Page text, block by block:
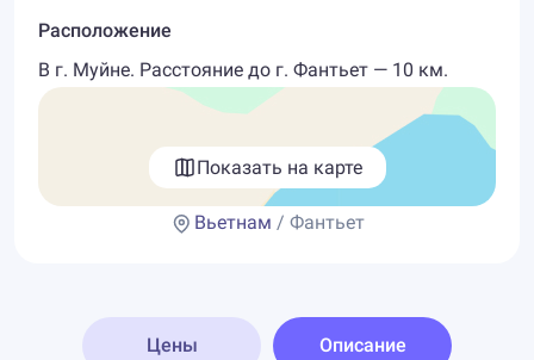
Расположение
В г. Муйне. Расстояние до г. Фантьет — 10 км.
Показать на карте
Вьетнам / Фантьет
Цены Описание